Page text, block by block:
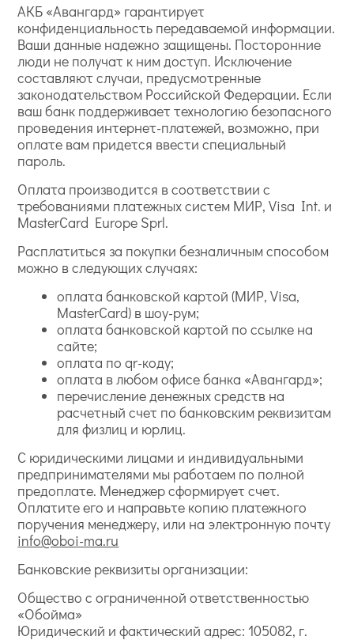
АКБ «Авангард» гарантирует
конфиденциальность передаваемой информации.
Ваши данные надежно защищены. Посторонние
люди не получат к ним доступ. Исключение
составляют случаи, предусмотренные
законодательством Российской Федерации. Если
ваш банк поддерживает технологию безопасного
проведения интернет-платежей, возможно, при
оплате вам придется ввести специальный
пароль.
Оплата производится в соответствии с
требованиями платежных систем МИР, Visa Int. и
MasterCard Europe Sprl.
Расплатиться за покупки безналичным способом
можно в следующих случаях:
оплата банковской картой (МИР, Visa,
MasterCard) в шоу-рум;
оплата банковской картой по ссылке на
сайте;
оплата по qr-коду;
оплата в любом офисе банка «Авангард»;
перечисление денежных средств на
расчетный счет по банковским реквизитам
для физлиц и юрлиц.
С юридическими лицами и индивидуальными
предпринимателями мы работаем по полной
предоплате. Менеджер сформирует счет.
Оплатите его и направьте копию платежного
поручения менеджеру, или на электронную почту
info@oboi-ma.ru
Банковские реквизиты организации:
Общество с ограниченной ответственностью
«Обойма»
Юридический и фактический адрес: 105082, г.